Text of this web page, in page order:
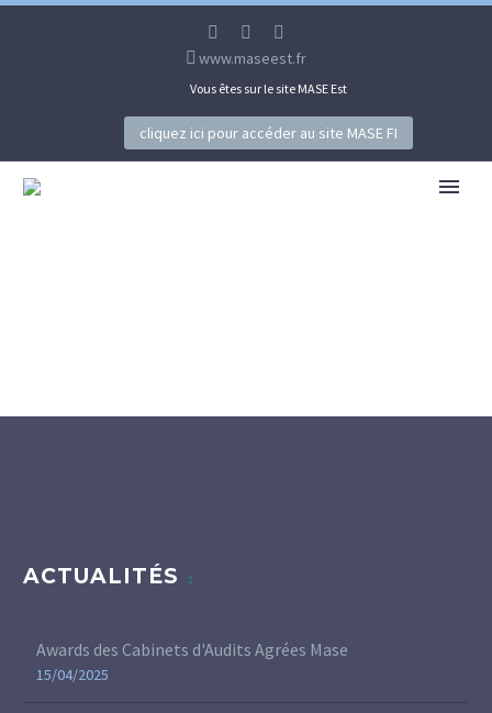
www.maseest.fr
Vous êtes sur le site MASE Est
cliquez ici pour accéder au site MASE FI
ACTUALITÉS
Awards des Cabinets d'Audits Agrées Mase
15/04/2025